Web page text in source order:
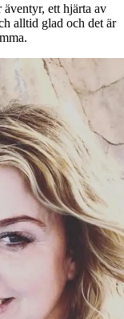
ett hjärta av
alltid glad och det är